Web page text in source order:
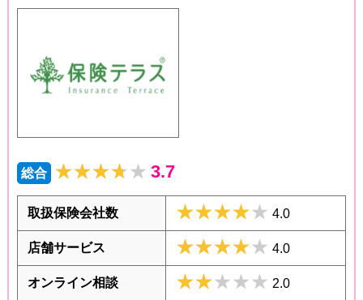
総合 ★★★★★
★★★★★ 3.7
取扱保険会社数 ★★★★★
★★★★★ 4.0
店舗サービス ★★★★★
★★★★★ 4.0
オンライン相談 ★★★★★
★★★★★ 2.0